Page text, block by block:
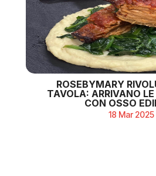
ROSEBYMARY
TAVOLA: ARRIVANO
CON OSSO
18 Mar 2025